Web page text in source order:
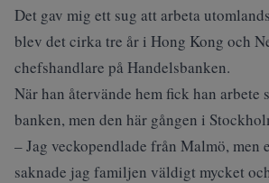
Det gav mig ett sug att arbeta
blev det cirka tre år i Hong Kong och
chefshandlare på Handelsbanken.
När han återvände hem fick han arbete
banken, men den här gången i
– Jag veckopendlade från Malmö, men
saknade jag familjen väldigt mycket